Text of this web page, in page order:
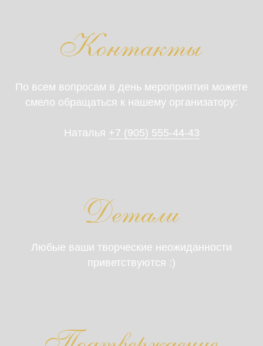
Дорогие гости
По всем вопросам в день мероприятия можете
смело обращаться к нашему организатору:
Наталья +7 (905) 555-44-43
Любые ваши творческие неожиданности
приветствуются :)